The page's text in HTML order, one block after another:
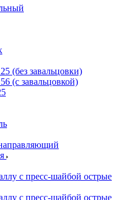
(без завальцовки)
(с завальцовкой)
с пресс-шайбой острые
с пресс-шайбой острые